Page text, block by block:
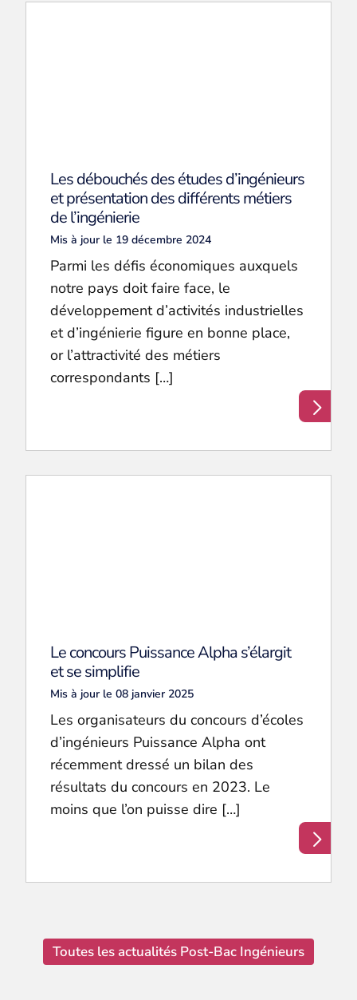
Les débouchés des études d’ingénieurs
et présentation des différents métiers
de l’ingénierie
Mis à jour le 19 décembre 2024
Parmi les défis économiques auxquels
notre pays doit faire face, le
développement d’activités industrielles
et d’ingénierie figure en bonne place,
or l’attractivité des métiers
correspondants […]
Le concours Puissance Alpha s’élargit
et se simplifie
Mis à jour le 08 janvier 2025
Les organisateurs du concours d’écoles
d’ingénieurs Puissance Alpha ont
récemment dressé un bilan des
résultats du concours en 2023. Le
moins que l’on puisse dire […]
Toutes les actualités Post-Bac Ingénieurs